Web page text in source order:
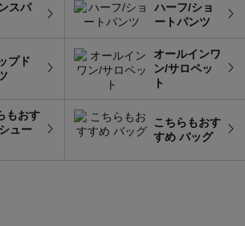
スパ
ハーフ/ショ
ートパンツ
プド
オールインワ
ン/サロペッ
ト
もおす
ュー
こちらもおす
すめ バッグ